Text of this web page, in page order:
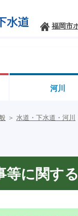
福岡市
河川
＞ 水道・下水道・河川
等に関す